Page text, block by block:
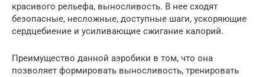
красивого рельефа, выносливость. В нее сходят
безопасные, несложные, доступные шаги, ускоряющие
сердцебиение и усиливающие сжигание калорий.
Преимущество данной аэробики в том, что она
позволяет формировать выносливость, тренировать